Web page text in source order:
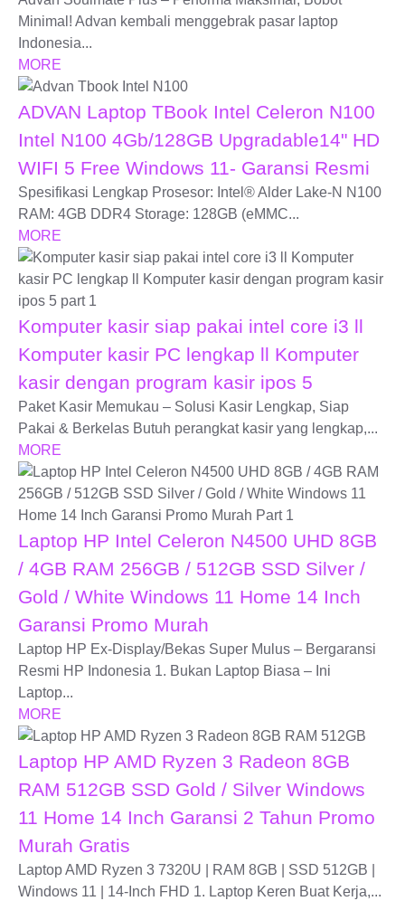
Minimal! Advan kembali menggebrak pasar laptop
Indonesia...
MORE
ADVAN Laptop TBook Intel Celeron N100
Intel N100 4Gb/128GB Upgradable14" HD
WIFI 5 Free Windows 11- Garansi Resmi
Spesifikasi Lengkap Prosesor: Intel® Alder Lake-N N100
RAM: 4GB DDR4 Storage: 128GB (eMMC...
MORE
Komputer kasir siap pakai intel core i3 ll
Komputer kasir PC lengkap ll Komputer
kasir dengan program kasir ipos 5
Paket Kasir Memukau – Solusi Kasir Lengkap, Siap
Pakai & Berkelas Butuh perangkat kasir yang lengkap,...
MORE
Laptop HP Intel Celeron N4500 UHD 8GB
/ 4GB RAM 256GB / 512GB SSD Silver /
Gold / White Windows 11 Home 14 Inch
Garansi Promo Murah
Laptop HP Ex-Display/Bekas Super Mulus – Bergaransi
Resmi HP Indonesia 1. Bukan Laptop Biasa – Ini
Laptop...
MORE
Laptop HP AMD Ryzen 3 Radeon 8GB
RAM 512GB SSD Gold / Silver Windows
11 Home 14 Inch Garansi 2 Tahun Promo
Murah Gratis
Laptop AMD Ryzen 3 7320U | RAM 8GB | SSD 512GB |
Windows 11 | 14-Inch FHD 1. Laptop Keren Buat Kerja,...